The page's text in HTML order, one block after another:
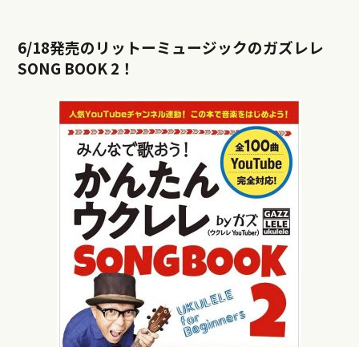
6/18発売のリットーミュージックのガズレレ
SONG BOOK 2！